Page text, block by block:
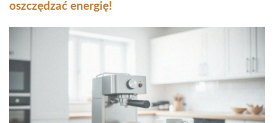
oszczędzać energię!